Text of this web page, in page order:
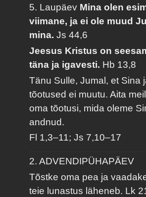
5. Laupäev Mina olen
viimane, ja ei ole muud
mina.Js 44,6
Jeesus Kristus on
täna ja igavesti. Hb 13,8
Tänu Sulle, Jumal, et Sina
tõotused ei muutu. Aita
oma tõotusi, mida oleme
andnud.
Fl 1,3–11; Js 7,10–17
2. ADVENDIPÜHAPÄEV
Tõstke oma pea ja
teie lunastus läheneb. Lk